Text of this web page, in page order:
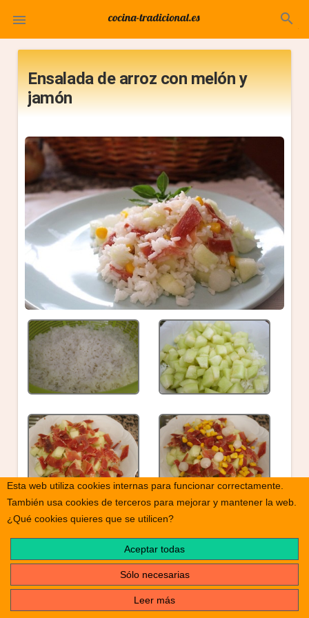
 search
Ensalada de arroz con melón y
jamón
print
Esta web utiliza cookies internas para funcionar correctamente.
También usa cookies de terceros para mejorar y mantener la web.
¿Qué cookies quieres que se utilicen?
Aceptar todas
Sólo necesarias
Leer más